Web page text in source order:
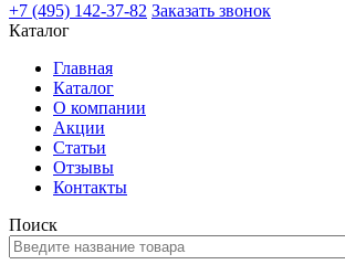
+7 (495) 142-37-82 Заказать звонок
Каталог
Главная
Каталог
О компании
Акции
Статьи
Отзывы
Контакты
Поиск